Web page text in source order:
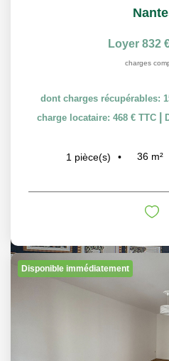
Loyer 832
charges
dont charges récupérables:
charge locataire: 468 € TTC
1 pièce(s) 36 m²
Disponible immédiatement